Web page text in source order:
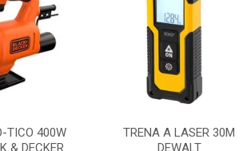
TICO 400W
& DECKER
TRENA A LASER 30M
DEWALT